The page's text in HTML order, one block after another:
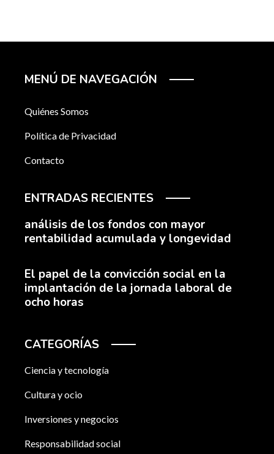
MENÚ DE NAVEGACIÓN
Quiénes Somos
Política de Privacidad
Contacto
ENTRADAS RECIENTES
análisis de los fondos con mayor
rentabilidad acumulada y longevidad
El papel de la convicción social en la
implantación de la jornada laboral de
ocho horas
CATEGORÍAS
Ciencia y tecnología
Cultura y ocio
Inversiones y negocios
Responsabilidad social